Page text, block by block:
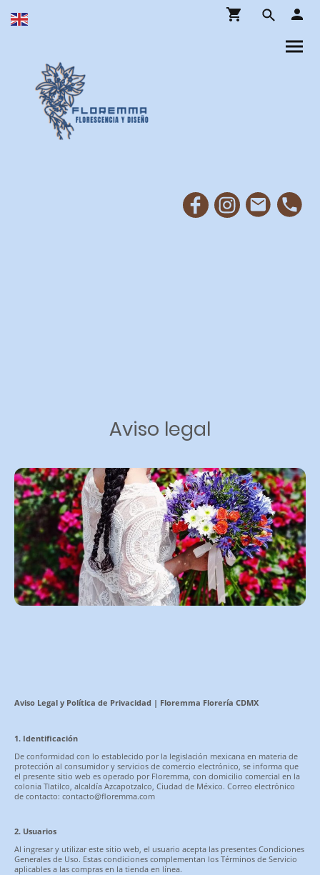
Aviso legal
Aviso Legal y Política de Privacidad | Floremma Florería CDMX
1. Identificación
De conformidad con lo establecido por la legislación mexicana en materia de
protección al consumidor y servicios de comercio electrónico, se informa que
el presente sitio web es operado por Floremma, con domicilio comercial en la
colonia Tlatilco, alcaldía Azcapotzalco, Ciudad de México. Correo electrónico
de contacto: contacto@floremma.com
2. Usuarios
Al ingresar y utilizar este sitio web, el usuario acepta las presentes Condiciones
Generales de Uso. Estas condiciones complementan los Términos de Servicio
aplicables a las compras en la tienda en línea.